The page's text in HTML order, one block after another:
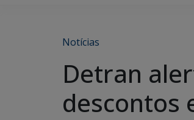
Notícias
Detran
descontos